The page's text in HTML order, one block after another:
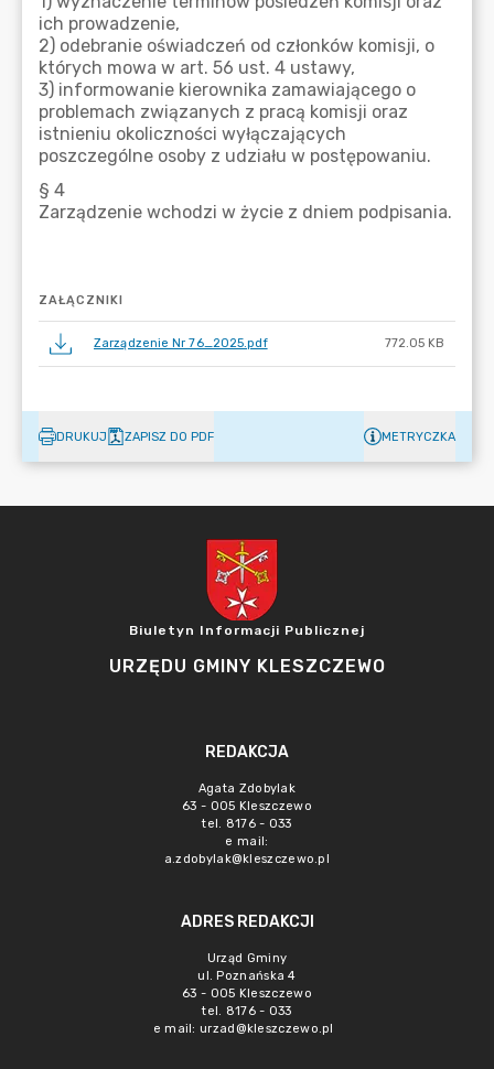
ZAŁĄCZNIKI
Zarządzenie Nr 76_2025.pdf 772.05 KB
DRUKUJ ZAPISZ DO PDF METRYCZKA
Biuletyn Informacji Publicznej
URZĘDU GMINY KLESZCZEWO
REDAKCJA
Agata Zdobylak
63 - 005 Kleszczewo
tel. 8176 - 033
e mail:
a.zdobylak@kleszczewo.pl
ADRES REDAKCJI
Urząd Gminy
ul. Poznańska 4
63 - 005 Kleszczewo
tel. 8176 - 033
e mail: urzad@kleszczewo.pl